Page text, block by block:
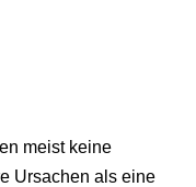
meist keine
Ursachen als eine